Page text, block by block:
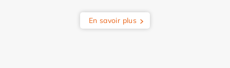
En savoir plus